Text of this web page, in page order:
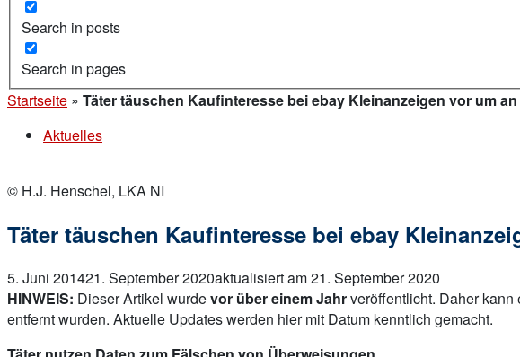
Search in posts
Search in pages
Startseite » Täter täuschen Kaufinteresse bei ebay Kleinanzeigen vor um
Aktuelles
© H.J. Henschel, LKA NI
Täter täuschen Kaufinteresse bei ebay
5. Juni 201421. September 2020aktualisiert am 21. September 2020
HINWEIS: Dieser Artikel wurdevor über einem Jahrveröffentlicht. Daher
entfernt wurden. Aktuelle Updates werden hier mit Datum kenntlich gemacht.